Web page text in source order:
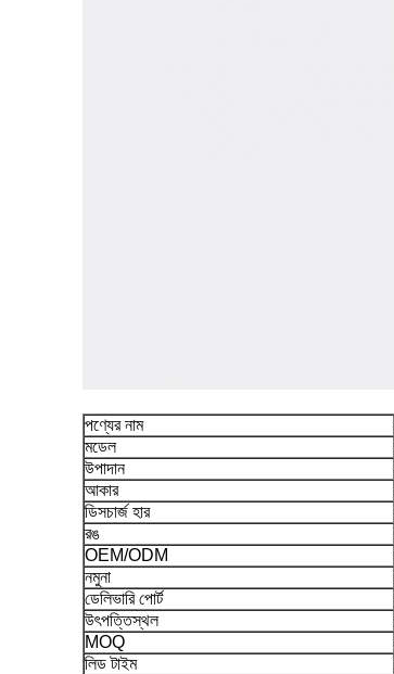
পণ্যের নাম
মডেল
উপাদান
আকার
ডিসচার্জ হার
রঙ
OEM/ODM
নমুনা
ডেলিভারি পোর্ট
উৎপত্তিস্থল
MOQ
লিড টাইম